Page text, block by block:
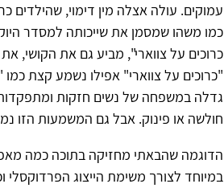
עמוקים. עולה אצלה מין דימוי, שהילדים
כמו משהו שמסמן את שייכותה למסדר
כרוכים על צווארי", מביע גם את הקושי,
"כרוכים על צווארי" אפילו נשמע קצת כמו
גדלה במשפחה של נשים חזקות
חולשה או פינוק. אבל גם המשמעות הזו
הדוגמה שהבאתי מחזיקה בתוכה כמה
במיוחד לצורך משימת הייצוג